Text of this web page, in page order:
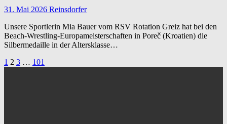
31. Mai 2026 Reinsdorfer
Unsere Sportlerin Mia Bauer vom RSV Rotation Greiz hat bei den
Beach-Wrestling-Europameisterschaften in Poreč (Kroatien) die
Silbermedaille in der Altersklasse…
Seitennummerierung
1 2 3 … 101